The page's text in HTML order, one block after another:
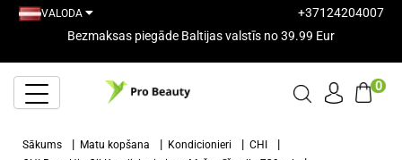
VALODA
+37124204007
Bezmaksas piegāde Baltijas valstīs no 39.99 Eur
0
Sākums Matu kopšana Kondicionieri
CHI